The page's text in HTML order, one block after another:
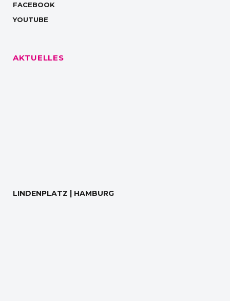
FACEBOOK
YOUTUBE
AKTUELLES
LINDENPLATZ | HAMBURG